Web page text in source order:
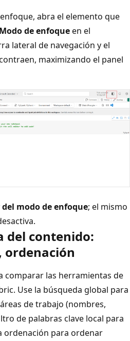
abra el elemento que
Modo de enfoqueen el
lateral de navegación y el
maximizando el panel
modo de enfoque; el mismo
del contenido:
ordenación
comparar las herramientas de
Use la búsqueda global para
de trabajo (nombres,
de palabras clave local para
ordenación para ordenar